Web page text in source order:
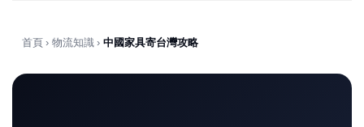
首頁 › 物流知識 › 中國家具寄台灣攻略